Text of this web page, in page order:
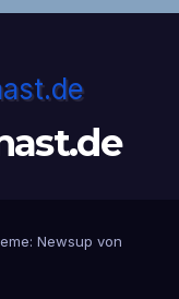
Newsup von